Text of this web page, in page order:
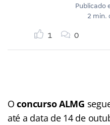
Publicado
2 min.
1 0
Oconcurso ALMG
até a data de 14 de